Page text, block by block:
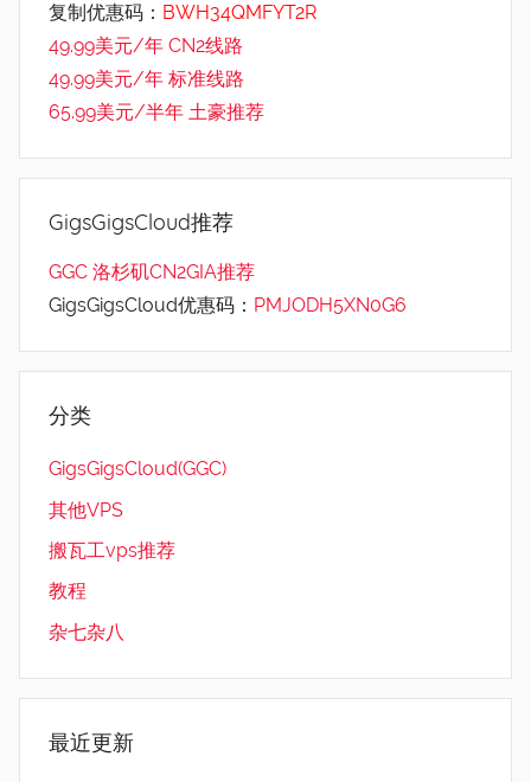
复制优惠码： BWH34QMFYT2R
49.99美元/年 CN2线路
49.99美元/年 标准线路
65.99美元/半年 土豪推荐
GigsGigsCloud推荐
GGC 洛杉矶CN2GIA推荐
GigsGigsCloud优惠码： PMJODH5XN0G6
分类
GigsGigsCloud(GGC)
其他VPS
搬瓦工vps推荐
教程
杂七杂八
最近更新